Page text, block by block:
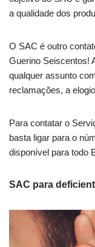
a qualidade dos
O SAC é outro
Guerino Seiscentos!
qualquer assunto
reclamações, a
Para contatar o
basta ligar para o
disponível para todo
SAC para